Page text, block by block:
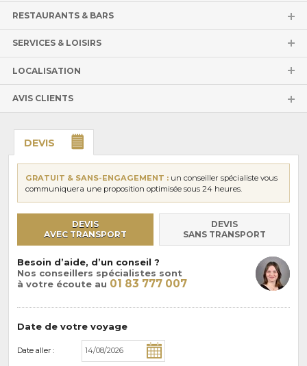
RESTAURANTS & BARS
SERVICES & LOISIRS
LOCALISATION
AVIS CLIENTS
DEVIS
GRATUIT & SANS-ENGAGEMENT : un conseiller spécialiste vous
communiquera une proposition optimisée sous 24 heures.
DEVIS
AVEC TRANSPORT
DEVIS
SANS TRANSPORT
Besoin d’aide, d’un conseil ?
Nos conseillers spécialistes sont
à votre écoute au 01 83 777 007
Date de votre voyage
Date aller :